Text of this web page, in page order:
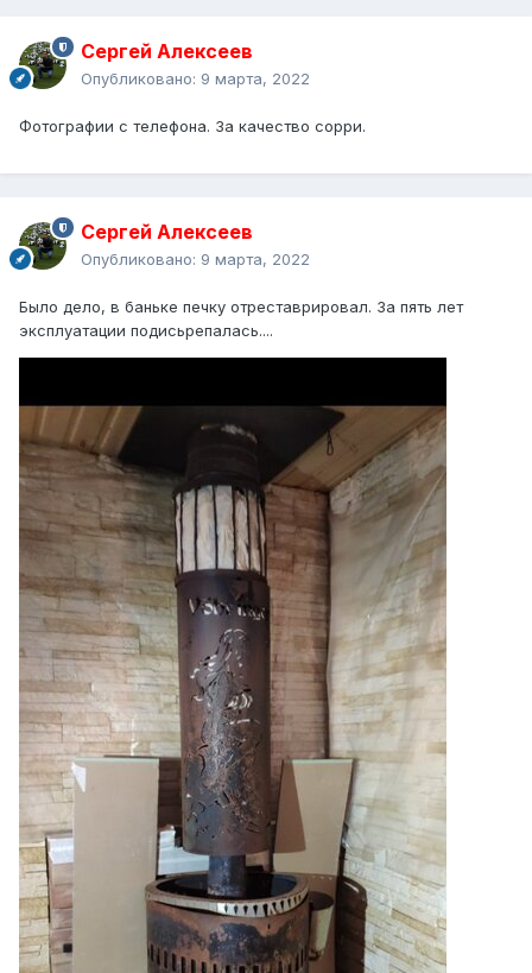
Сергей Алексеев
Опубликовано: 9 марта, 2022
Фотографии с телефона. За качество сорри.
Сергей Алексеев
Опубликовано: 9 марта, 2022
Было дело, в баньке печку отреставрировал. За пять лет
эксплуатации подисьрепалась....